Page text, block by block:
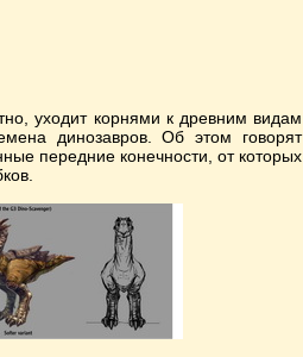
уходит корнями к древним видам
динозавров. Об этом говорят
передние конечности, от которых